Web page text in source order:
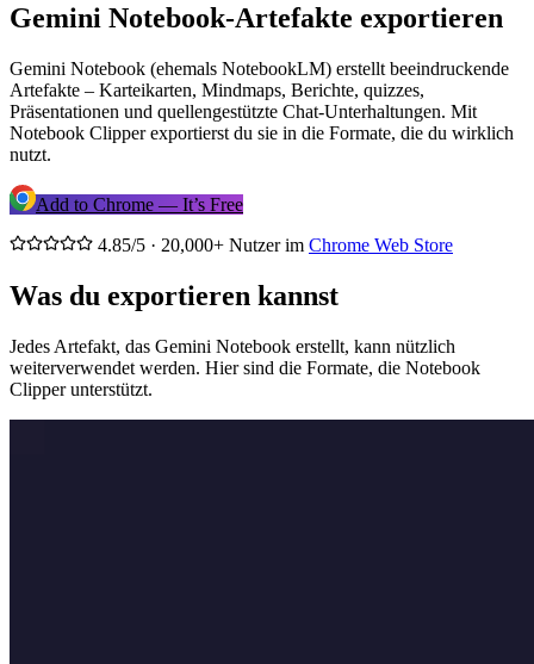
Gemini Notebook-Artefakte exportieren
Gemini Notebook (ehemals NotebookLM) erstellt beeindruckende
Artefakte – Karteikarten, Mindmaps, Berichte, quizzes,
Präsentationen und quellengestützte Chat-Unterhaltungen. Mit
Notebook Clipper exportierst du sie in die Formate, die du wirklich
nutzt.
Add to Chrome — It’s Free
4.85/5 · 20,000+ Nutzer im Chrome Web Store
Was du exportieren kannst
Jedes Artefakt, das Gemini Notebook erstellt, kann nützlich
weiterverwendet werden. Hier sind die Formate, die Notebook
Clipper unterstützt.